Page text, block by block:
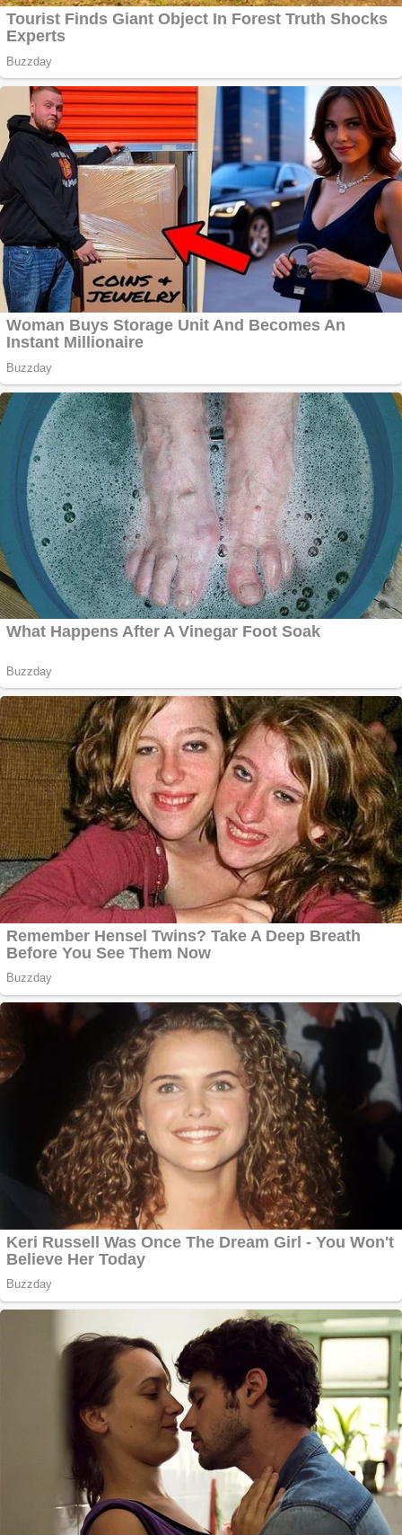
freze cu laser fără
metale
Cutit cositoare
KUHN
ANDROID pentru
siteul tau
Creez aplicatie
ANDROID pentru
siteul tau
Anuntul tau apare in
mai multe ziare
online
Apartamente 2
camere
Aplică acum pentru
toate tipurile de
împrumuturi și
Curatare canapele
Bucuresti. Curatare
profesionala
Website de tip
adzeige.ro
Vând sticlă cu vin din
1958 Murfatlar
Chardonnay